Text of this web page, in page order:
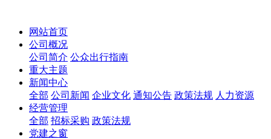
网站首页
公司概况
公司简介 公众出行指南
重大主题
新闻中心
全部 公司新闻 企业文化 通知公告 政策法规 人力资源
经营管理
全部 招标采购 政策法规
党建之窗